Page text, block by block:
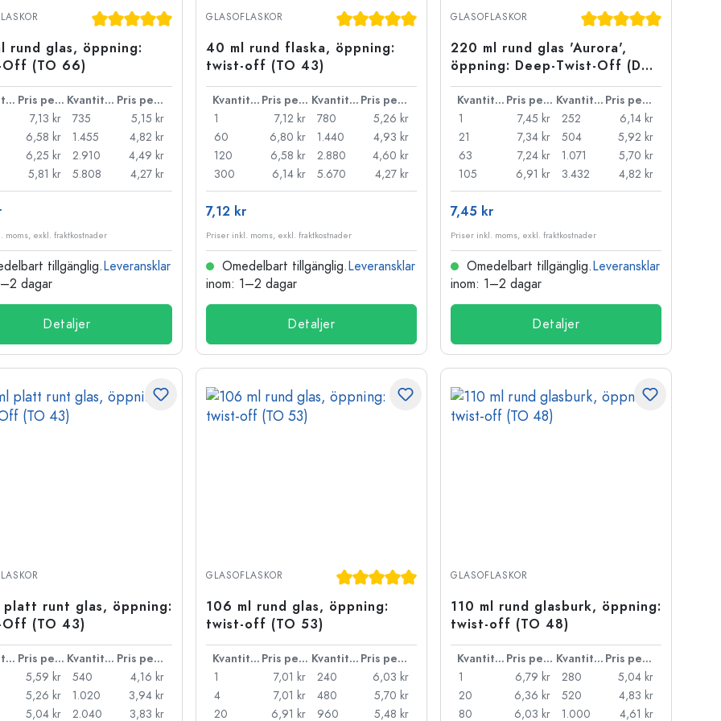
Stengodsflaskor
Aluminiumflaskor
Genomsnittligt betyg på 5 av 5 stjärnor
rund glas, öppning:
Off (TO 66)
Kvantitet Pris per styck Kvantitet
Pris per styck
7,13 kr
6,58 kr
6,25 kr
5,81 kr
735
5,15 kr
1.455
4,82 kr
2.910
4,49 kr
5.808
4,27 kr
moms, exkl. fraktkostnader
tillgänglig.Leveransklar
dagar
Detaljer
Genomsnittligt betyg på 5 av 5 stjärnor
GLASOFLASKOR
40 ml rund flaska, öppning:
twist-off (TO 43)
Kvantitet Pris per styck Kvantitet
Pris per styck
1
7,12 kr
60
6,80 kr
120
6,58 kr
300
6,14 kr
780
5,26 kr
1.440
4,93 kr
2.880
4,60 kr
5.670
4,27 kr
7,12 kr
Priser inkl. moms, exkl. fraktkostnader
Omedelbart tillgänglig.Leveransklar
inom: 1–2 dagar
Detaljer
Genomsnittligt betyg
GLASOFLASKOR
220 ml rund glas 'Aurora',
öppning: Deep-Twist-Off (DTO
66)
Kvantitet Pris per styck Kvantitet
Pris per styck
1
7,45 kr
21
7,34 kr
63
7,24 kr
105
6,91 kr
252
6,14 kr
504
5,92 kr
1.071
5,70 kr
3.432
4,82 kr
7,45 kr
Priser inkl. moms, exkl. fraktkostnader
Omedelbart tillgänglig.Leveransklar
inom: 1–2 dagar
Detaljer
platt runt glas, öppning:
(TO 43)
Kvantitet Pris per styck Kvantitet
Pris per styck
5,59 kr
5,26 kr
5,04 kr
540
4,16 kr
1.020
3,94 kr
2.040
3,83 kr
Genomsnittligt betyg på 5 av 5 stjärnor
GLASOFLASKOR
106 ml rund glas, öppning:
twist-off (TO 53)
Kvantitet Pris per styck Kvantitet
Pris per styck
1
7,01 kr
4
7,01 kr
20
6,91 kr
240
6,03 kr
480
5,70 kr
960
5,48 kr
GLASOFLASKOR
110 ml rund glasburk, öppning:
twist-off (TO 48)
Kvantitet Pris per styck Kvantitet
Pris per styck
1
6,79 kr
20
6,36 kr
80
6,03 kr
280
5,04 kr
520
4,83 kr
1.000
4,61 kr